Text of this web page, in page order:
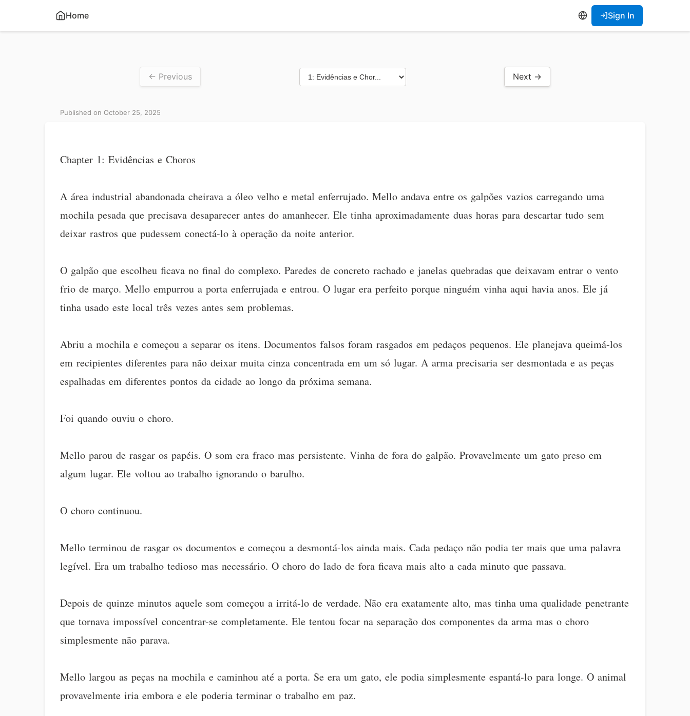
Home Sign In
← Previous Next →
Published on October 25, 2025
Chapter 1: Evidências e Choros
A área industrial abandonada cheirava a óleo velho e metal enferrujado. Mello andava entre os galpões vazios carregando uma
mochila pesada que precisava desaparecer antes do amanhecer. Ele tinha aproximadamente duas horas para descartar tudo sem
deixar rastros que pudessem conectá-lo à operação da noite anterior.
O galpão que escolheu ficava no final do complexo. Paredes de concreto rachado e janelas quebradas que deixavam entrar o vento
frio de março. Mello empurrou a porta enferrujada e entrou. O lugar era perfeito porque ninguém vinha aqui havia anos. Ele já
tinha usado este local três vezes antes sem problemas.
Abriu a mochila e começou a separar os itens. Documentos falsos foram rasgados em pedaços pequenos. Ele planejava queimá-los
em recipientes diferentes para não deixar muita cinza concentrada em um só lugar. A arma precisaria ser desmontada e as peças
espalhadas em diferentes pontos da cidade ao longo da próxima semana.
Foi quando ouviu o choro.
Mello parou de rasgar os papéis. O som era fraco mas persistente. Vinha de fora do galpão. Provavelmente um gato preso em
algum lugar. Ele voltou ao trabalho ignorando o barulho.
O choro continuou.
Mello terminou de rasgar os documentos e começou a desmontá-los ainda mais. Cada pedaço não podia ter mais que uma palavra
legível. Era um trabalho tedioso mas necessário. O choro do lado de fora ficava mais alto a cada minuto que passava.
Depois de quinze minutos aquele som começou a irritá-lo de verdade. Não era exatamente alto, mas tinha uma qualidade penetrante
que tornava impossível concentrar-se completamente. Ele tentou focar na separação dos componentes da arma mas o choro
simplesmente não parava.
Mello largou as peças na mochila e caminhou até a porta. Se era um gato, ele podia simplesmente espantá-lo para longe. O animal
provavelmente iria embora e ele poderia terminar o trabalho em paz.